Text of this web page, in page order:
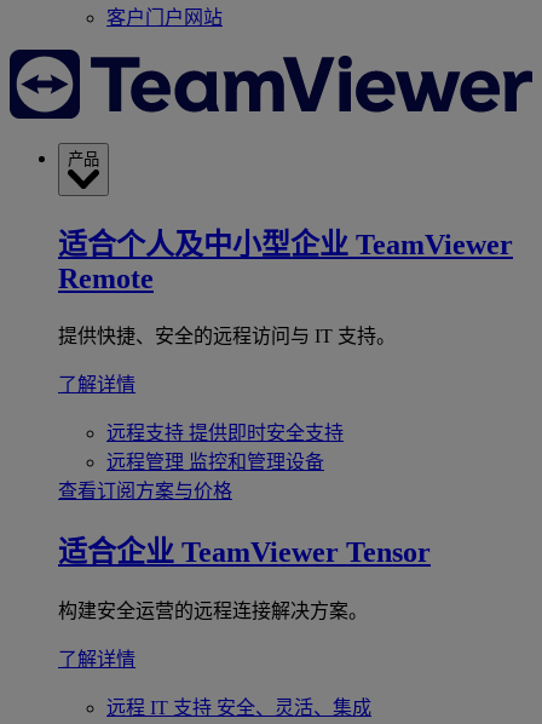
客户门户网站
产品
适合个人及中小型企业 TeamViewer
Remote
提供快捷、安全的远程访问与 IT 支持。
了解详情
远程支持 提供即时安全支持
远程管理 监控和管理设备
查看订阅方案与价格
适合企业 TeamViewer Tensor
构建安全运营的远程连接解决方案。
了解详情
远程 IT 支持 安全、灵活、集成